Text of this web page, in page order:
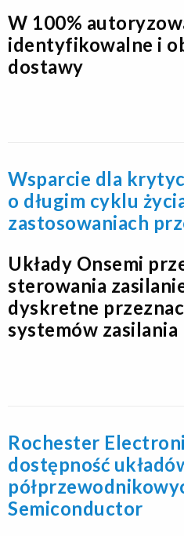
W 100%
identyfikowalne i
dostawy
Wsparcie dla
o długim cyklu
zastosowaniach
Układy Onsemi
sterowania
dyskretne
systemów zasilania
Rochester
dostępność
Semiconductor